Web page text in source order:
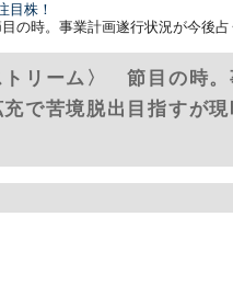
目株！
の時。事業計画遂行状況が今後
トリーム〉 節目の時
で苦境脱出目指すが